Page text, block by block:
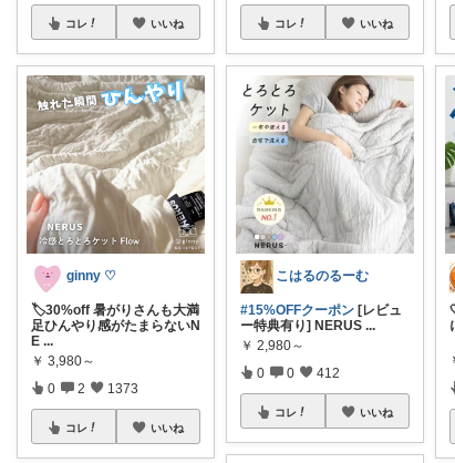
コレ いいね
ginny ♡
🏷️30%off 暑がりさんも大満
足ひんやり感がたまらないN
E ...
￥ 3,980～
0 2 1373
コレ いいね
コレ いいね
こはるのるーむ
#15%OFFクーポン [レビュ
ー特典有り] NERUS...
￥ 2,980～
0 0 412
コレ いいね